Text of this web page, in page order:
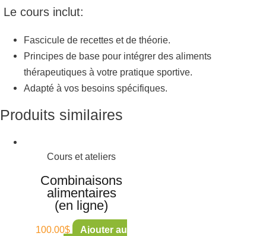
Le cours inclut:
Fascicule de recettes et de théorie.
Principes de base pour intégrer des aliments
thérapeutiques à votre pratique sportive.
Adapté à vos besoins spécifiques.
Produits similaires
Cours et ateliers
Combinaisons
alimentaires
(en ligne)
100.00$
Ajouter au